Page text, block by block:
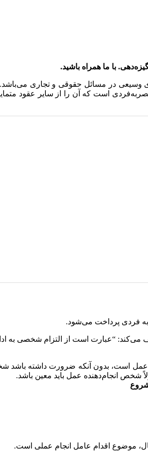
با ما همراه باشید.
وسیعی در مسائل حقوقی و تجاری
است که آن را از سایر عقود
به فردی پرداخت می‌شود.
را به این صورت تعریف می‌کند: “عبارت است از
عمل است، بدون آنکه ضرورت داشته
شخص انجام‌دهنده عمل باید معین باشد.
موضوع اقدام عامل انجام عملی است.